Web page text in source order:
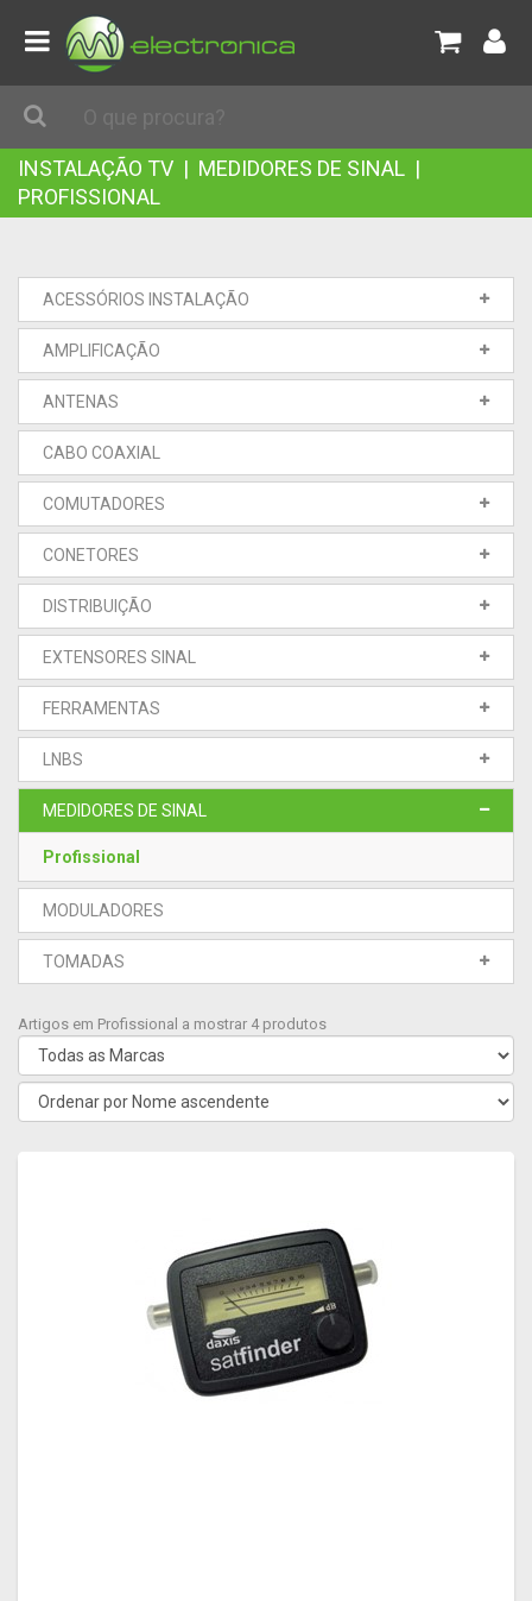
INSTALAÇÃO TV | MEDIDORES DE SINAL |
PROFISSIONAL
ACESSÓRIOS INSTALAÇÃO
AMPLIFICAÇÃO
ANTENAS
CABO COAXIAL
COMUTADORES
CONETORES
DISTRIBUIÇÃO
EXTENSORES SINAL
FERRAMENTAS
LNBS
MEDIDORES DE SINAL
Profissional
MODULADORES
TOMADAS
Artigos em Profissional a mostrar 4 produtos